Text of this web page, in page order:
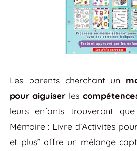
Les parents cherchant un
pour aiguiser les
leurs enfants trouveront
Mémoire : Livre d’Activités
et plus” offre un mélange